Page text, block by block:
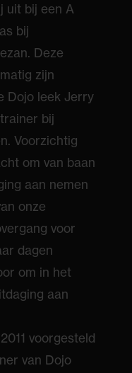
uit bij een A
bij
Deze
zijn
Dojo leek Jerry
bij
Voorzichtig
om van baan
aan nemen
onze
voor
dagen
om in het
aan
voorgesteld
van Dojo